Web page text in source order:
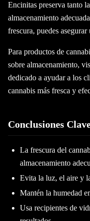
Encinitas preserva tanto
almacenamiento
frescura, puedes
Para productos de
sobre almacenamiento,
dedicado a ayudar a los
cannabis más fresca y
Conclusiones
La frescura del
almacenamiento
Evita la luz, el aire y
Mantén la humedad
Usa recipientes de